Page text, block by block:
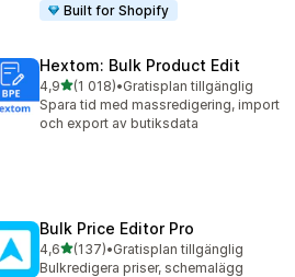
Built for Shopify
Hextom: Bulk Product Edit
4,9av 5 stjärnor
(1 018)
1018 recensioner totalt
•Gratisplan tillgänglig
Spara tid med massredigering, import
och export av butiksdata
Bulk Price Editor Pro
4,6av 5 stjärnor
(137)
137 recensioner totalt
•Gratisplan tillgänglig
Bulkredigera priser, schemalägg